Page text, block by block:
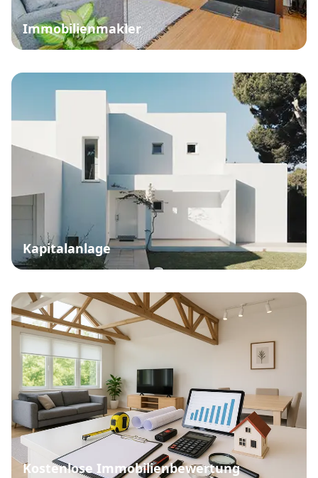
Immobilienmakler
Kapitalanlage
Kostenlose Immobilienbewertung